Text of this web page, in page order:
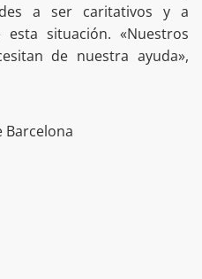
a ser caritativos y a
situación. «Nuestros
de nuestra ayuda»,
Barcelona